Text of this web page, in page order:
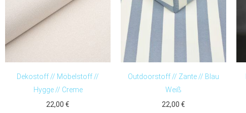
Dekostoff // Möbelstoff //
Hygge // Creme
22,00 €
Outdoorstoff // Zante // Blau
Weiß
22,00 €